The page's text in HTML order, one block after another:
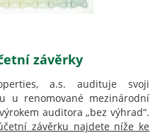
závěrky
a.s. audituje svoji
u renomované mezinárodní
auditora „bez výhrad“.
závěrku najdete níže ke